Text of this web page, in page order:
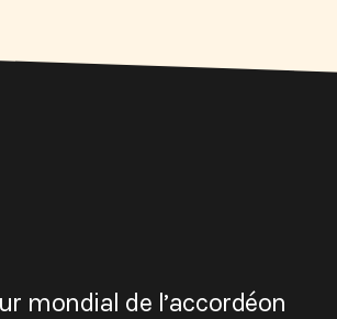
mondial de l’accordéon